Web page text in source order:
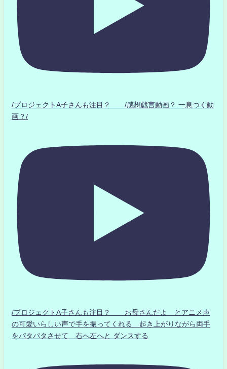
/プロジェクトA子さんも注目？ /感想戯言動画？.一息つく動
画？/
/プロジェクトA子さんも注目？ お母さんだよ とアニメ声
の可愛いらしい声で手を振ってくれる 起き上がりながら両手
をパタパタさせて 右へ左へと ダンスする